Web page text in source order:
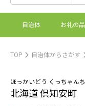
自治体 お礼の品
TOP
自治体からさがす
ほっかいどう くっちゃん
北海道 倶知安町